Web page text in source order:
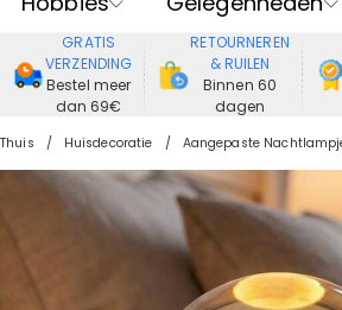
Recipienten
Best
Nieuwe
Juwelen
Wonen&Leven
Kleding
GRATIS
VERZENDING
Bestel meer
dan 69€
RETOURNEREN
& RUILEN
Binnen 60
dagen
Thuis Huisdecoratie Aangepaste